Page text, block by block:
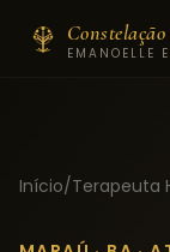
EMANOELLE
Início/Terapeuta